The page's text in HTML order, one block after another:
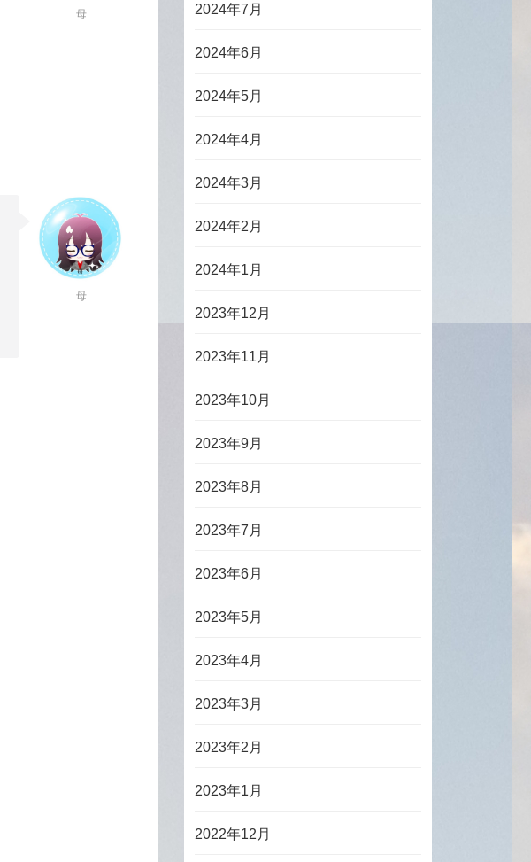
母
母
2024年7月
2024年6月
2024年5月
2024年4月
2024年3月
2024年2月
2024年1月
2023年12月
2023年11月
2023年10月
2023年9月
2023年8月
2023年7月
2023年6月
2023年5月
2023年4月
2023年3月
2023年2月
2023年1月
2022年12月